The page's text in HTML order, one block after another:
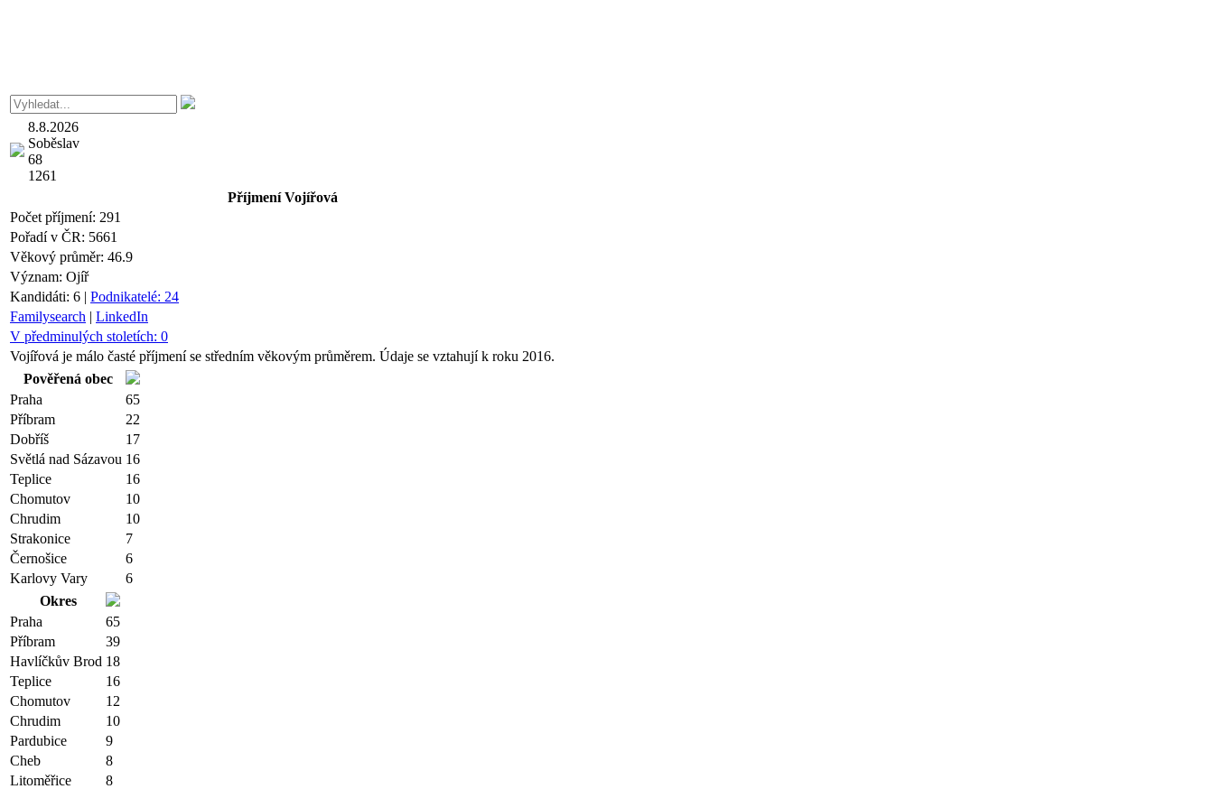
8.8.2026
Soběslav
68
1261
PříjmeníVojířová
Počet příjmení: 291
Pořadí v ČR: 5661
Věkový průměr: 46.9
Význam: Ojíř
Kandidáti: 6 | Podnikatelé: 24
Familysearch | LinkedIn
V předminulých stoletích: 0
Vojířová je málo časté příjmení se středním věkovým průměrem. Údaje se vztahují k roku 2016.
Pověřená obec
Praha
65
Příbram
22
Dobříš
17
Světlá nad Sázavou 16
Teplice
16
Chomutov
10
Chrudim
10
Strakonice
7
Černošice
6
Karlovy Vary
6
Okres
Praha
65
Příbram
39
Havlíčkův Brod 18
Teplice
16
Chomutov
12
Chrudim
10
Pardubice
9
Cheb
8
Litoměřice
8